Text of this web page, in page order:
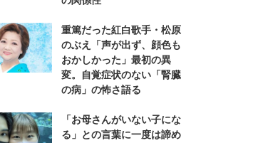
重篤だった紅白歌手・松原
のぶえ「声が出ず、顔色も
おかしかった」最初の異
変。自覚症状のない「腎臓
の病」の怖さ語る
「お母さんがいない子にな
る」との言葉に一度は諦め